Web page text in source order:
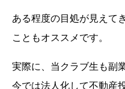
ある程度の目処が見えて
こともオススメです。
実際に、当クラブ生も副
今では法人化して不動産